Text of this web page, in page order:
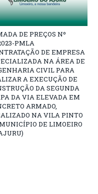
DE PREÇOS Nº
PMLA
DE EMPRESA
NA ÁREA DE
CIVIL PARA
A EXECUÇÃO DE
DA SEGUNDA
DA VIA ELEVADA EM
ARMADO,
NA VILA PINTO
DE LIMOEIRO